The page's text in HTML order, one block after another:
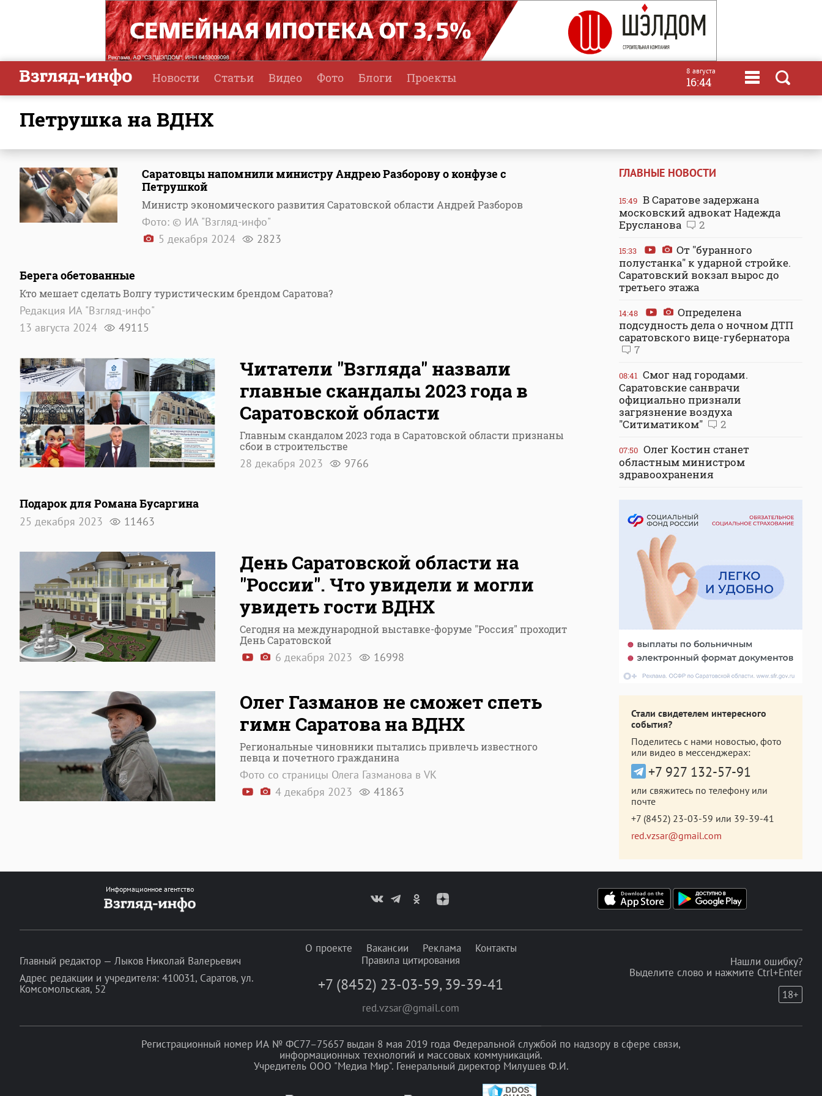
Новости Статьи Видео Фото Блоги Проекты 8 августа
16:44
Петрушка на ВДНХ
Саратовцы напомнили министру Андрею Разборову о конфузе с
Петрушкой
Министр экономического развития Саратовской области Андрей Разборов
Фото: © ИА "Взгляд-инфо"
5 декабря 2024
2823
Берега обетованные
Кто мешает сделать Волгу туристическим брендом Саратова?
Редакция ИА "Взгляд-инфо"
13 августа 2024
49115
Читатели "Взгляда" назвали
главные скандалы 2023 года в
Саратовской области
Главным скандалом 2023 года в Саратовской области признаны
сбои в строительстве
28 декабря 2023 9766
Подарок для Романа Бусаргина
25 декабря 2023 11463
День Саратовской области на
"России". Что увидели и могли
увидеть гости ВДНХ
Сегодня на международной выставке-форуме "Россия" проходит
День Саратовской
6 декабря 2023 16998
Олег Газманов не сможет спеть
гимн Саратова на ВДНХ
Региональные чиновники пытались привлечь известного
певца и почетного гражданина
Фото со страницы Олега Газманова в VK
4 декабря 2023
41863
ГЛАВНЫЕ НОВОСТИ
15:49 В Саратове задержана
московский адвокат Надежда
Ерусланова
2
15:33
От "буранного
полустанка" к ударной стройке.
Саратовский вокзал вырос до
третьего этажа
14:48
Определена
подсудность дела о ночном ДТП
саратовского вице-губернатора
7
08:41 Смог над городами.
Саратовские санврачи
официально признали
загрязнение воздуха
"Ситиматиком"
2
07:50 Олег Костин станет
областным министром
здравоохранения
Стали свидетелем интересного
события?
Поделитесь с нами новостью, фото
или видео в мессенджерах:
+7 927 132-57-91
или свяжитесь по телефону или
почте
+7 (8452) 23-03-59 или 39-39-41
red.vzsar@gmail.com
Информационное агентство
Главный редактор — Лыков Николай Валерьевич
Адрес редакции и учредителя: 410031, Саратов, ул.
Комсомольская, 52
О проекте Вакансии Реклама
Контакты
Правила цитирования
+7 (8452) 23-03-59, 39-39-41
red.vzsar@gmail.com
Нашли ошибку?
Выделите слово и нажмите Ctrl+Enter
18+
Регистрационный номер ИА № ФС77–75657 выдан 8 мая 2019 года Федеральной службой по надзору в сфере связи,
информационных технологий и массовых коммуникаций.
Учредитель ООО "Медиа Мир". Генеральный директор Милушев Ф.И.